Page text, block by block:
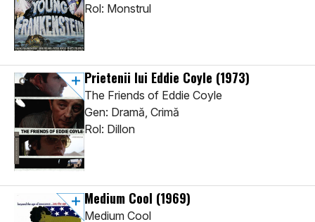
Rol: Monstrul
Prietenii lui Eddie Coyle (1973)
The Friends of Eddie Coyle
Gen: Dramă, Crimă
Rol: Dillon
Medium Cool (1969)
Medium Cool